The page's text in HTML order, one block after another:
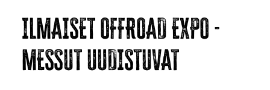
ILMAISET OFFROAD EXPO -
MESSUT UUDISTUVAT